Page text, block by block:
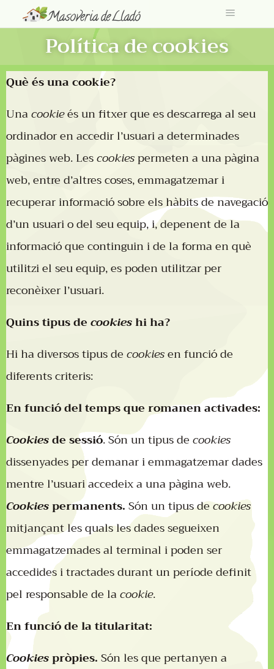
Política de cookies
Què és una cookie?
Unacookieés un fitxer que es descarrega al seu
ordinador en accedir l’usuari a determinades
pàgines web. Lescookiespermeten a una pàgina
web, entre d’altres coses, emmagatzemar i
recuperar informació sobre els hàbits de navegació
d’un usuari o del seu equip, i, depenent de la
informació que continguin i de la forma en què
utilitzi el seu equip, es poden utilitzar per
reconèixer l’usuari.
Quins tipus decookieshi ha?
Hi ha diversos tipus decookiesen funció de
diferents criteris:
En funció del temps que romanen activades:
Cookiesde sessió. Són un tipus decookies
dissenyades per demanar i emmagatzemar dades
mentre l’usuari accedeix a una pàgina web.
Cookiespermanents.Són un tipus decookies
mitjançant les quals les dades segueixen
emmagatzemades al terminal i poden ser
accedides i tractades durant un període definit
pel responsable de lacookie.
En funció de la titularitat:
Cookiespròpies.Són les que pertanyen a